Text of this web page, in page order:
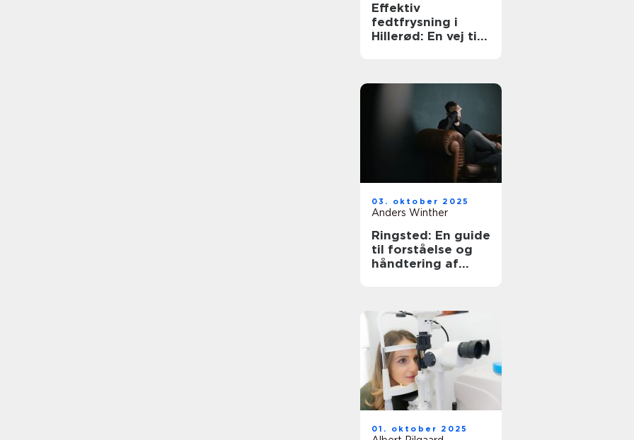
Effektiv
fedtfrysning i
Hillerød: En vej til
03. oktober 2025
Anders Winther
Ringsted: En guide
til forståelse og
håndtering af
01. oktober 2025